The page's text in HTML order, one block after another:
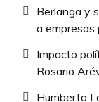
Berlanga y
a empresas
Impacto
Rosario
Humberto